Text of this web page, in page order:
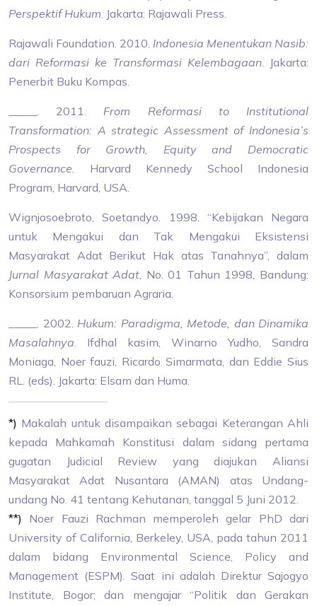
Perspektif Hukum. Jakarta: Rajawali Press.
Rajawali Foundation. 2010. Indonesia Menentukan Nasib:
dari Reformasi ke Transformasi Kelembagaan. Jakarta:
Penerbit Buku Kompas.
_____. 2011. From Reformasi to Institutional
Transformation: A strategic Assessment of Indonesia’s
Prospects for Growth, Equity and Democratic
Governance. Harvard Kennedy School Indonesia
Program, Harvard, USA.
Wignjosoebroto, Soetandyo. 1998. “Kebijakan Negara
untuk Mengakui dan Tak Mengakui Eksistensi
Masyarakat Adat Berikut Hak atas Tanahnya”, dalam
Jurnal Masyarakat Adat, No. 01 Tahun 1998, Bandung:
Konsorsium pembaruan Agraria.
_____. 2002. Hukum: Paradigma, Metode, dan Dinamika
Masalahnya. Ifdhal kasim, Winarno Yudho, Sandra
Moniaga, Noer fauzi, Ricardo Simarmata, dan Eddie Sius
RL. (eds). Jakarta: Elsam dan Huma.
*) Makalah untuk disampaikan sebagai Keterangan Ahli
kepada Mahkamah Konstitusi dalam sidang pertama
gugatan Judicial Review yang diajukan Aliansi
Masyarakat Adat Nusantara (AMAN) atas Undang-
undang No. 41 tentang Kehutanan, tanggal 5 Juni 2012.
**) Noer Fauzi Rachman memperoleh gelar PhD dari
University of California, Berkeley, USA, pada tahun 2011
dalam bidang Environmental Science, Policy and
Management (ESPM). Saat ini adalah Direktur Sajogyo
Institute, Bogor; dan mengajar “Politik dan Gerakan